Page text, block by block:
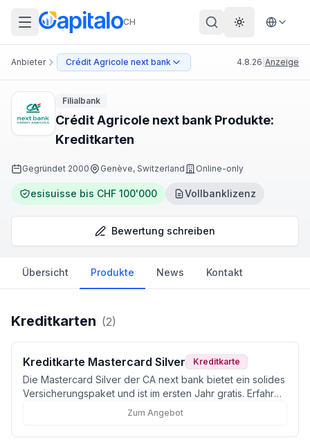
CH Theme
Anbieter Crédit Agricole next bank 4.8.26 Anzeige
Filialbank
Crédit Agricole next bank Produkte:
Kreditkarten
Gegründet 2000 Genève, Switzerland Online-only
esisuisse bis CHF 100'000 Vollbanklizenz
Bewertung schreiben
Übersicht Produkte News Kontakt
Kreditkarten (2)
Kreditkarte Mastercard Silver Kreditkarte
Die Mastercard Silver der CA next bank bietet ein solides
Versicherungspaket und ist im ersten Jahr gratis. Erfahre
alles zu Konditionen und Alternativen.
Zum Angebot